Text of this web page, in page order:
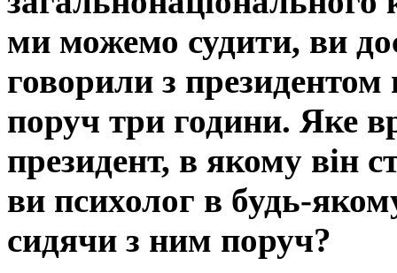
ми можемо судити, ви
говорили з президентом
поруч три години. Яке
президент, в якому він
ви психолог в будь-
сидячи з ним поруч?